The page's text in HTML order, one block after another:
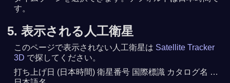
す。
5. 表示される人工衛星
このページで表示されない人工衛星は Satellite Tracker
3D で探してください。
打ち上げ日 (日本時間) 衛星番号 国際標識 カタログ名 …